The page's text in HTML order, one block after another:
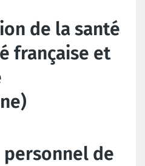
de la santé
française et
personnel de